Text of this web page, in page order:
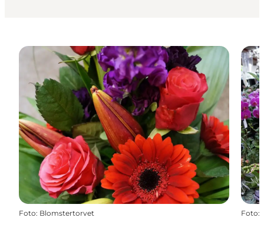
Foto: Blomstertorvet Foto: